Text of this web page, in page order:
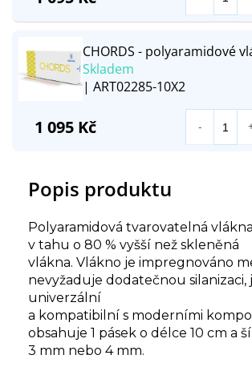
Popis produktu
Polyaramidová tvarovatelná
v tahu o 80 % vyšší než skleněná
vlákna. Vlákno je impregnováno
nevyžaduje dodatečnou silanizaci,
univerzální
a kompatibilní s moderními
obsahuje 1 pásek o délce 10 cm a
3 mm nebo 4 mm.
CHORDS - polyaramidové
Skladem
| ART02285-10X2
1 095 Kč